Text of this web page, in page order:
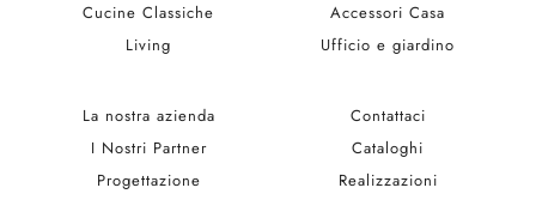
Cucine Classiche
Living
Accessori Casa
Ufficio e giardino
La nostra azienda
I Nostri Partner
Progettazione
Contattaci
Cataloghi
Realizzazioni